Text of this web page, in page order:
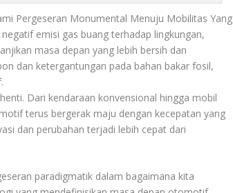
Pergeseran Monumental Menuju Mobilitas Yang
emisi gas buang terhadap lingkungan,
masa depan yang lebih bersih dan
dan ketergantungan pada bahan bakar fosil,
Dari kendaraan konvensional hingga mobil
terus bergerak maju dengan kecepatan yang
dan perubahan terjadi lebih cepat dari
paradigmatik dalam bagaimana kita